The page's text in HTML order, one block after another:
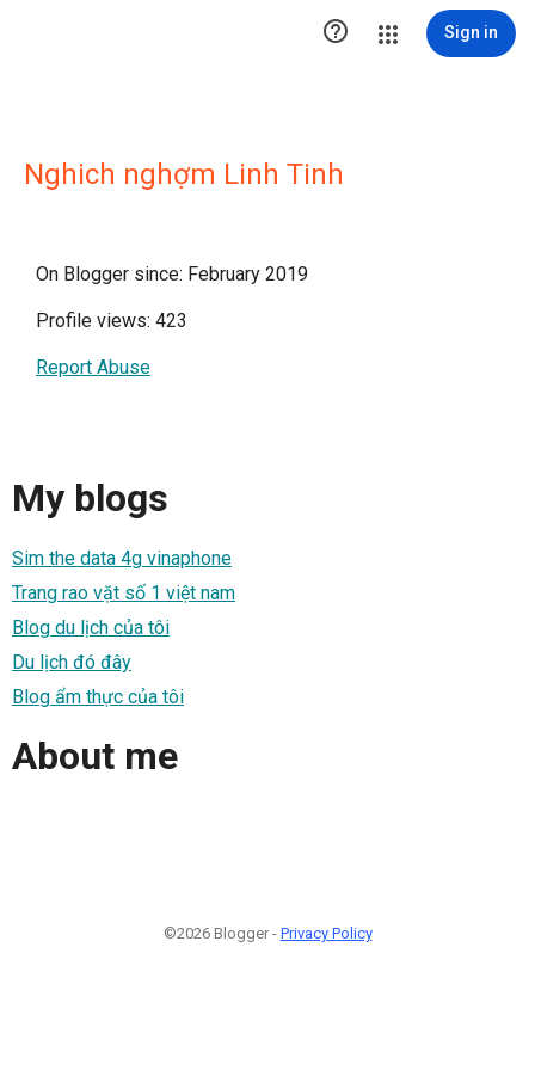
 Sign in
Nghich nghợm Linh Tinh
On Blogger since: February 2019
Profile views: 423
Report Abuse
My blogs
Sim the data 4g vinaphone
Trang rao vặt số 1 việt nam
Blog du lịch của tôi
Du lịch đó đây
Blog ẩm thực của tôi
About me
©2026 Blogger - Privacy Policy